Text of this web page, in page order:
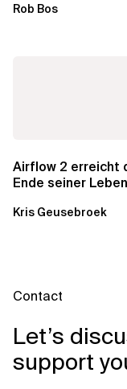
aber auch die...
Rob Bos
Airflow 2 erreicht
Ende seiner
Kris Geusebroek
Contact
Let’s
support